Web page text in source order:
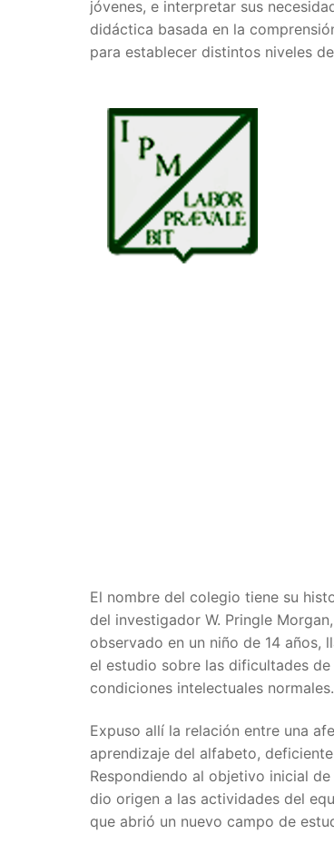
jóvenes, e interpretar sus
didáctica basada en la
para establecer distintos niveles
El nombre del colegio tiene su
del investigador W. Pringle
observado en un niño de 14 años,
el estudio sobre las dificultades
condiciones intelectuales normales.
Expuso allí la relación entre una
aprendizaje del alfabeto,
Respondiendo al objetivo inicial
dio origen a las actividades del
que abrió un nuevo campo de